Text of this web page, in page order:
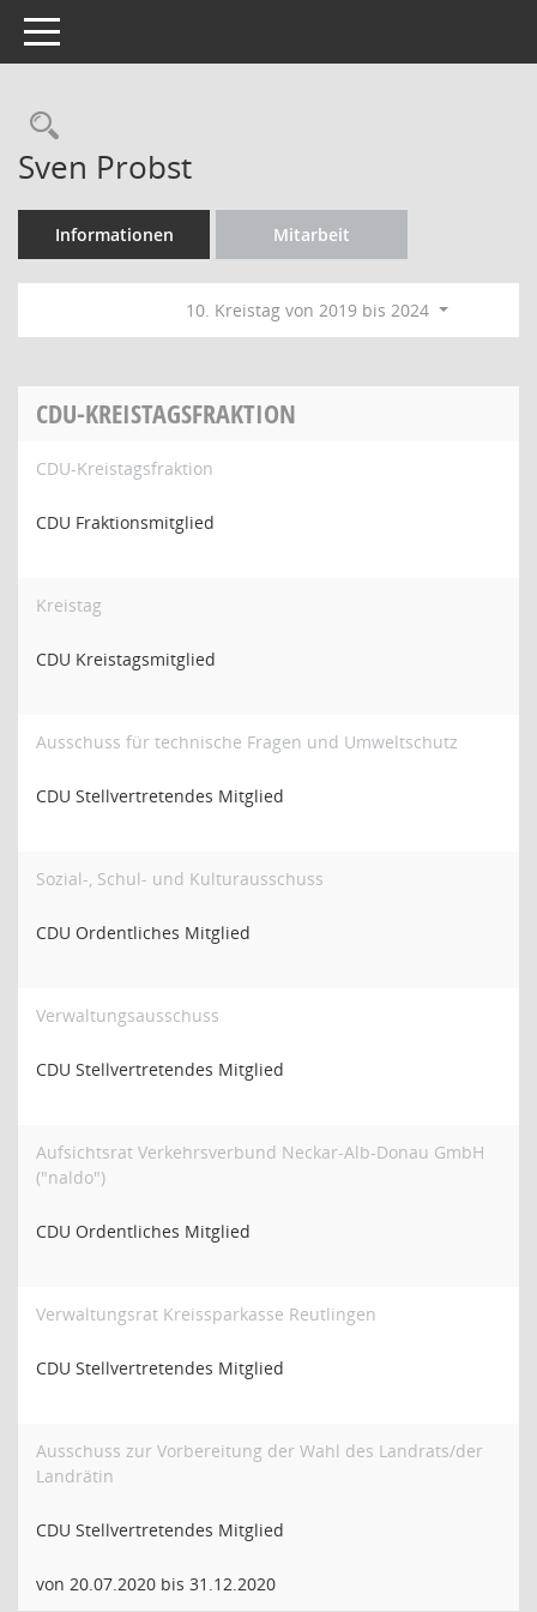
Toggle navigation
Rechercheauswahl
Sven Probst
Informationen Mitarbeit
10. Kreistag von 2019 bis 2024
CDU-KREISTAGSFRAKTION
CDU-Kreistagsfraktion
CDU Fraktionsmitglied
Kreistag
CDU Kreistagsmitglied
Ausschuss für technische Fragen und Umweltschutz
CDU Stellvertretendes Mitglied
Sozial-, Schul- und Kulturausschuss
CDU Ordentliches Mitglied
Verwaltungsausschuss
CDU Stellvertretendes Mitglied
Aufsichtsrat Verkehrsverbund Neckar-Alb-Donau GmbH
("naldo")
CDU Ordentliches Mitglied
Verwaltungsrat Kreissparkasse Reutlingen
CDU Stellvertretendes Mitglied
Ausschuss zur Vorbereitung der Wahl des Landrats/der
Landrätin
CDU Stellvertretendes Mitglied
von 20.07.2020 bis 31.12.2020